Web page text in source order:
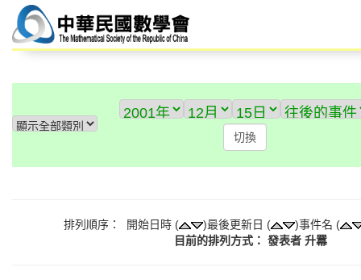
排列順序： 開始日時 ( )最後更新日 (
)事件名 (
目前的排列方式： 發表者 升羃